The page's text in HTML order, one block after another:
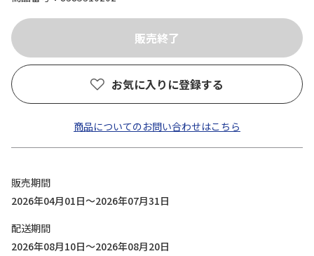
お気に入りに登録する
商品についてのお問い合わせはこちら
販売期間
2026年04月01日～2026年07月31日
配送期間
2026年08月10日～2026年08月20日